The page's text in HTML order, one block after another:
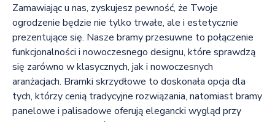
Zamawiając u nas, zyskujesz pewność, że Twoje
ogrodzenie będzie nie tylko trwałe, ale i estetycznie
prezentujące się. Nasze bramy przesuwne to połączenie
funkcjonalności i nowoczesnego designu, które sprawdzą
się zarówno w klasycznych, jak i nowoczesnych
aranżacjach. Bramki skrzydłowe to doskonała opcja dla
tych, którzy cenią tradycyjne rozwiązania, natomiast bramy
panelowe i palisadowe oferują elegancki wygląd przy